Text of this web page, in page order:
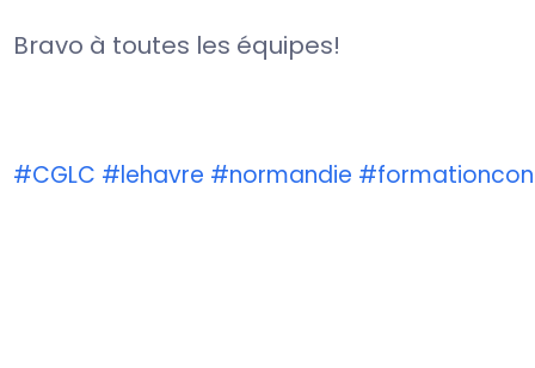
Bravo à toutes les équipes!
#CGLC #lehavre #normandie